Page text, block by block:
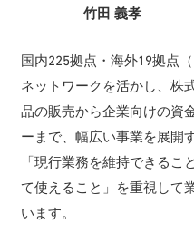
竹田 義孝
国内225拠点・海外19拠点
ネットワークを活かし、株
品の販売から企業向けの資
ーまで、幅広い事業を展開
「現行業務を維持できるこ
て使えること」を重視して
います。